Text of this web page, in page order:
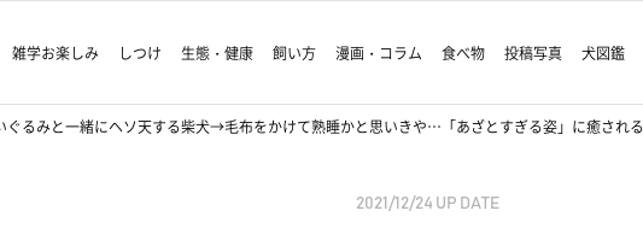
雑学お楽しみ しつけ 生態・健康 飼い方 漫画・コラム 食べ物 投稿写真 犬図鑑
ぐるみと一緒にヘソ天する柴犬→毛布をかけて熟睡かと思いきや…「あざとすぎる姿」に癒される
2021/12/24 UP DATE